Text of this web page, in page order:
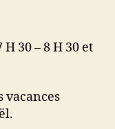
30 – 8 H 30 et
vacances